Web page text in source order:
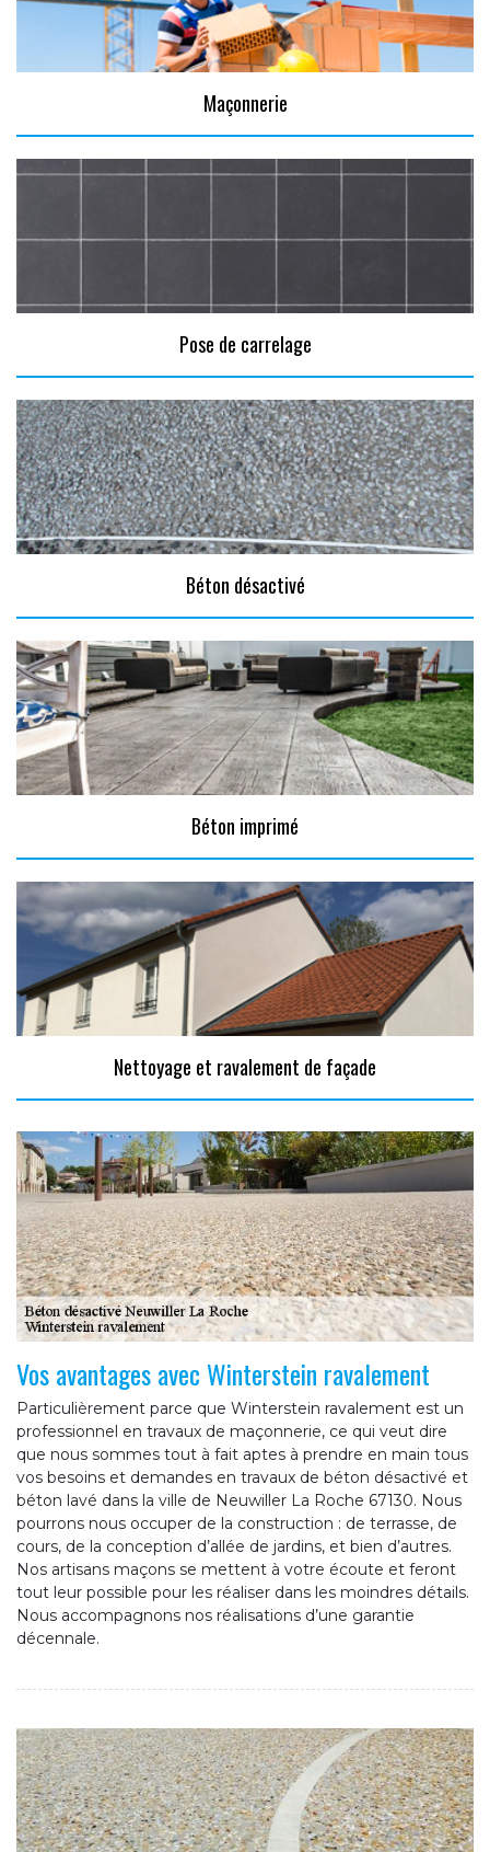
Maçonnerie
Pose de carrelage
Béton désactivé
Béton imprimé
Nettoyage et ravalement de façade
Vos avantages avec Winterstein ravalement
Particulièrement parce que Winterstein ravalement est un
professionnel en travaux de maçonnerie, ce qui veut dire
que nous sommes tout à fait aptes à prendre en main tous
vos besoins et demandes en travaux de béton désactivé et
béton lavé dans la ville de Neuwiller La Roche 67130. Nous
pourrons nous occuper de la construction : de terrasse, de
cours, de la conception d’allée de jardins, et bien d’autres.
Nos artisans maçons se mettent à votre écoute et feront
tout leur possible pour les réaliser dans les moindres détails.
Nous accompagnons nos réalisations d’une garantie
décennale.